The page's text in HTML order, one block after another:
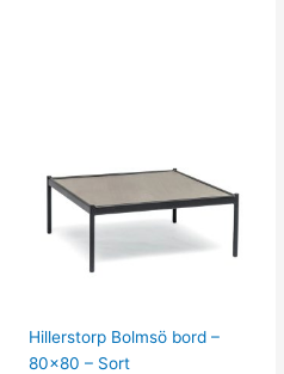
Hillerstorp Bolmsö bord –
80×80 – Sort